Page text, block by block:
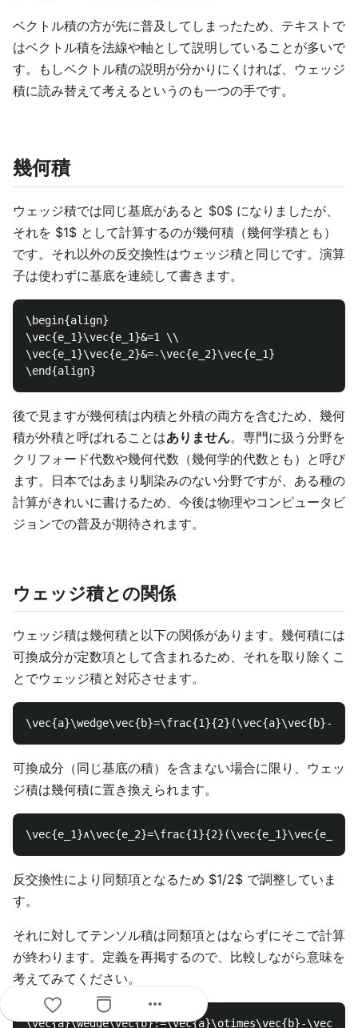
ベクトル積の方が先に普及してしまったため、テキストで
はベクトル積を法線や軸として説明していることが多いで
す。もしベクトル積の説明が分かりにくければ、ウェッジ
積に読み替えて考えるというのも一つの手です。
幾何積
ウェッジ積では同じ基底があると $0$ になりましたが、
それを $1$ として計算するのが幾何積（幾何学積とも）
です。それ以外の反交換性はウェッジ積と同じです。演算
子は使わずに基底を連続して書きます。
\begin{align}
\vec{e_1}\vec{e_1}&=1 \\
\vec{e_1}\vec{e_2}&=-\vec{e_2}\vec{e_1}
後で見ますが幾何積は内積と外積の両方を含むため、幾何
積が外積と呼ばれることはありません。専門に扱う分野を
クリフォード代数や幾何代数（幾何学的代数とも）と呼び
ます。日本ではあまり馴染みのない分野ですが、ある種の
計算がきれいに書けるため、今後は物理やコンピュータビ
ジョンでの普及が期待されます。
ウェッジ積との関係
ウェッジ積は幾何積と以下の関係があります。幾何積には
可換成分が定数項として含まれるため、それを取り除くこ
とでウェッジ積と対応させます。
可換成分（同じ基底の積）を含まない場合に限り、ウェッ
ジ積は幾何積に置き換えられます。
反交換性により同類項となるため $1/2$ で調整していま
す。
それに対してテンソル積は同類項とはならずにそこで計算
が終わります。定義を再掲するので、比較しながら意味を
考えてみてください。
more_horiz